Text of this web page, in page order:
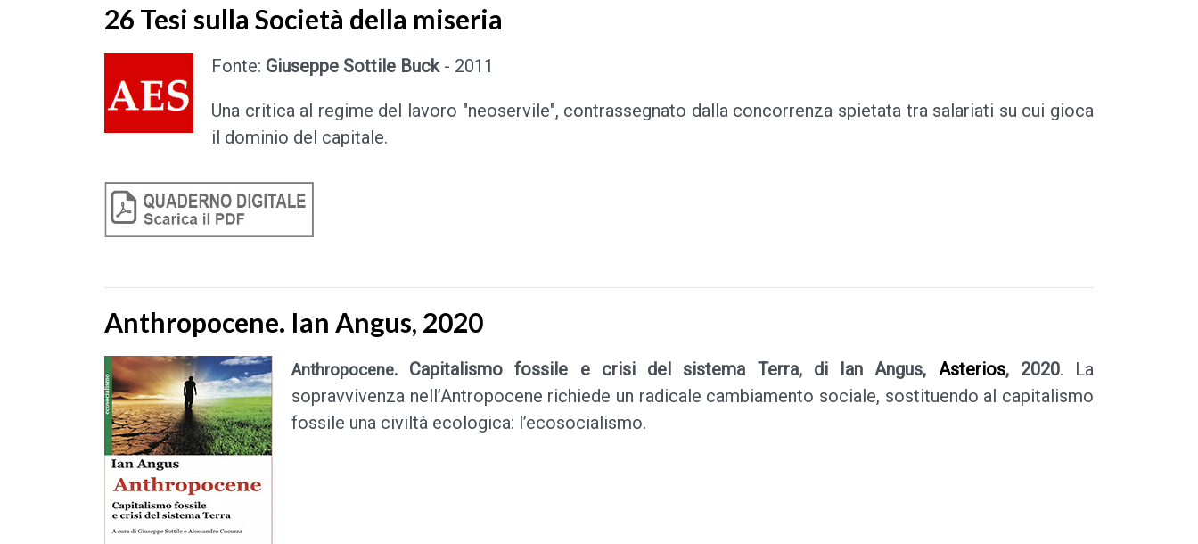
26 Tesi sulla Società della miseria
Fonte: Giuseppe Sottile Buck- 2011
Una critica al regime del lavoro "neoservile", contrassegnato dalla concorrenza spietata tra salariati su cui gioca
il dominio del capitale.
Anthropocene. Ian Angus, 2020
Anthropocene. Capitalismo fossile e crisi del sistema Terra, di Ian Angus, Asterios, 2020. La
sopravvivenza nell’Antropocene richiede un radicale cambiamento sociale, sostituendo al capitalismo
fossile una civiltà ecologica: l’ecosocialismo.